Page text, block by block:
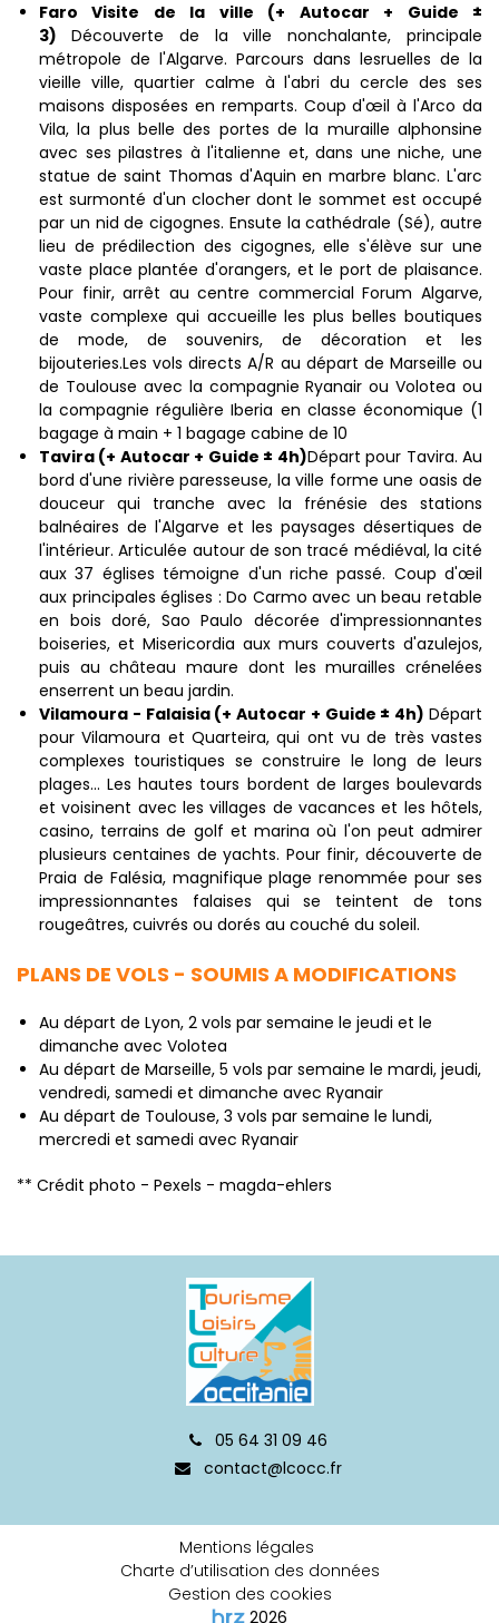
Faro Visite de la ville (+ Autocar + Guide ±
3) Découverte de la ville nonchalante, principale
métropole de l'Algarve. Parcours dans lesruelles de la
vieille ville, quartier calme à l'abri du cercle des ses
maisons disposées en remparts. Coup d'œil à l'Arco da
Vila, la plus belle des portes de la muraille alphonsine
avec ses pilastres à l'italienne et, dans une niche, une
statue de saint Thomas d'Aquin en marbre blanc. L'arc
est surmonté d'un clocher dont le sommet est occupé
par un nid de cigognes. Ensute la cathédrale (Sé), autre
lieu de prédilection des cigognes, elle s'élève sur une
vaste place plantée d'orangers, et le port de plaisance.
Pour finir, arrêt au centre commercial Forum Algarve,
vaste complexe qui accueille les plus belles boutiques
de mode, de souvenirs, de décoration et les
bijouteries.Les vols directs A/R au départ de Marseille ou
de Toulouse avec la compagnie Ryanair ou Volotea ou
la compagnie régulière Iberia en classe économique (1
bagage à main + 1 bagage cabine de 10
Tavira (+ Autocar + Guide ± 4h)Départ pour Tavira. Au
bord d'une rivière paresseuse, la ville forme une oasis de
douceur qui tranche avec la frénésie des stations
balnéaires de l'Algarve et les paysages désertiques de
l'intérieur. Articulée autour de son tracé médiéval, la cité
aux 37 églises témoigne d'un riche passé. Coup d'œil
aux principales églises : Do Carmo avec un beau retable
en bois doré, Sao Paulo décorée d'impressionnantes
boiseries, et Misericordia aux murs couverts d'azulejos,
puis au château maure dont les murailles crénelées
enserrent un beau jardin.
Vilamoura - Falaisia (+ Autocar + Guide ± 4h) Départ
pour Vilamoura et Quarteira, qui ont vu de très vastes
complexes touristiques se construire le long de leurs
plages... Les hautes tours bordent de larges boulevards
et voisinent avec les villages de vacances et les hôtels,
casino, terrains de golf et marina où l'on peut admirer
plusieurs centaines de yachts. Pour finir, découverte de
Praia de Falésia, magnifique plage renommée pour ses
impressionnantes falaises qui se teintent de tons
rougeâtres, cuivrés ou dorés au couché du soleil.
PLANS DE VOLS - SOUMIS A MODIFICATIONS
Au départ de Lyon, 2 vols par semaine le jeudi et le
dimanche avec Volotea
Au départ de Marseille, 5 vols par semaine le mardi, jeudi,
vendredi, samedi et dimanche avec Ryanair
Au départ de Toulouse, 3 vols par semaine le lundi,
mercredi et samedi avec Ryanair
** Crédit photo - Pexels - magda-ehlers
05 64 31 09 46
contact@lcocc.fr
Mentions légales
Charte d’utilisation des données
Gestion des cookies
2026